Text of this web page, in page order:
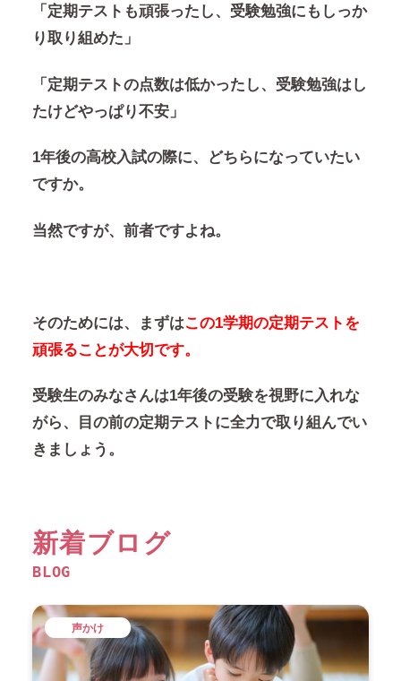
「定期テストも頑張ったし、受験勉強にもしっか
り取り組めた」
「定期テストの点数は低かったし、受験勉強はし
たけどやっぱり不安」
1年後の高校入試の際に、どちらになっていたい
ですか。
当然ですが、前者ですよね。
そのためには、まずはこの1学期の定期テストを
頑張ることが大切です。
受験生のみなさんは1年後の受験を視野に入れな
がら、目の前の定期テストに全力で取り組んでい
きましょう。
新着ブログ
BLOG
声かけ